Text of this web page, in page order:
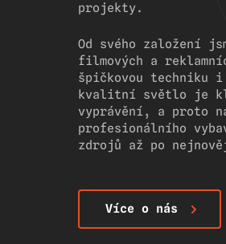
projekty.
Od svého založení
filmových a
špičkovou techniku i
kvalitní světlo je
vyprávění, a proto
profesionálního
zdrojů až po
Více o nás